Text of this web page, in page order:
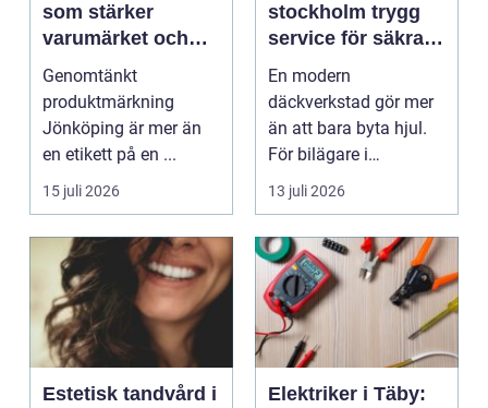
som stärker
varumärket och
förenklar vardagen
Genomtänkt
produktmärkning
Jönköping är mer än
en etikett på en ...
15 juli 2026
stockholm trygg
service för säkra
mil året runt
En modern
däckverkstad gör mer
än att bara byta hjul.
För bilägare i
Stockholm handlar
valet av däck...
13 juli 2026
Estetisk tandvård i
Elektriker i Täby: